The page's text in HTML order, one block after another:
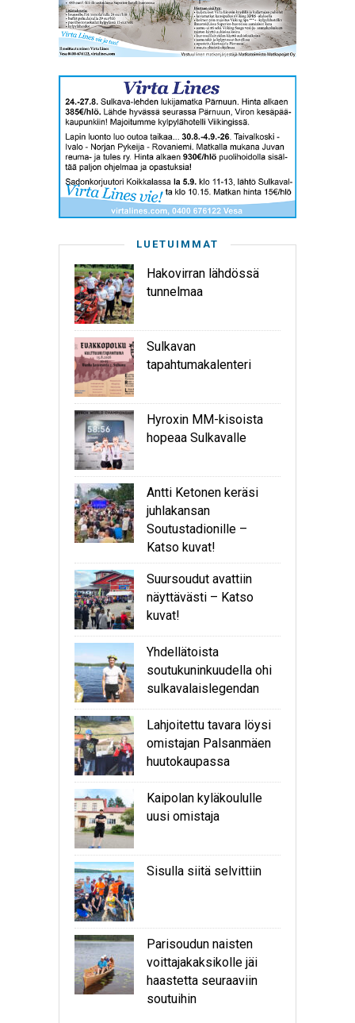
LUETUIMMAT
Hakovirran lähdössä
tunnelmaa
Sulkavan
tapahtumakalenteri
Hyroxin MM-kisoista
hopeaa Sulkavalle
Antti Ketonen keräsi
juhlakansan
Soutustadionille –
Katso kuvat!
Suursoudut avattiin
näyttävästi – Katso
kuvat!
Yhdellätoista
soutukuninkuudella ohi
sulkavalaislegendan
Lahjoitettu tavara löysi
omistajan Palsanmäen
huutokaupassa
Kaipolan kyläkoululle
uusi omistaja
Sisulla siitä selvittiin
Parisoudun naisten
voittajakaksikolle jäi
haastetta seuraaviin
soutuihin